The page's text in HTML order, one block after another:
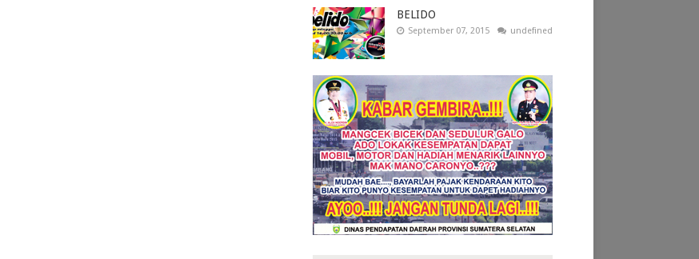
BELIDO
September 07, 2015 undefined